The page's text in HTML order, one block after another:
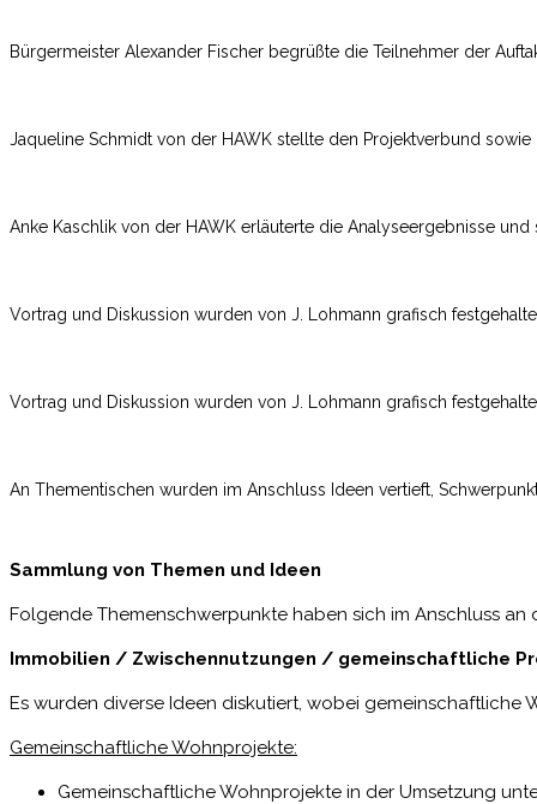
Bürgermeister Alexander Fischer begrüßte die Teilnehmer der
Jaqueline Schmidt von der HAWK stellte den Projektverbund
Anke Kaschlik von der HAWK erläuterte die Analyseergebnisse
Vortrag und Diskussion wurden von J. Lohmann grafisch
Vortrag und Diskussion wurden von J. Lohmann grafisch
An Thementischen wurden im Anschluss Ideen vertieft,
Sammlung von Themen und Ideen
Folgende Themenschwerpunkte haben sich im Anschluss
Immobilien / Zwischennutzungen / gemeinschaftliche
Es wurden diverse Ideen diskutiert, wobei
Gemeinschaftliche Wohnprojekte:
Gemeinschaftliche Wohnprojekte in der Umsetzung